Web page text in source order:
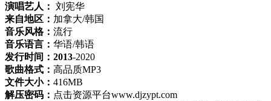
演唱艺人： 刘宪华
来自地区： 加拿大/韩国
音乐风格： 流行
音乐语言： 华语/韩语
发行时间：2013-2020
歌曲格式： 高品质MP3
文件大小： 416MB
解压密码： 点击资源平台www.djzypt.com